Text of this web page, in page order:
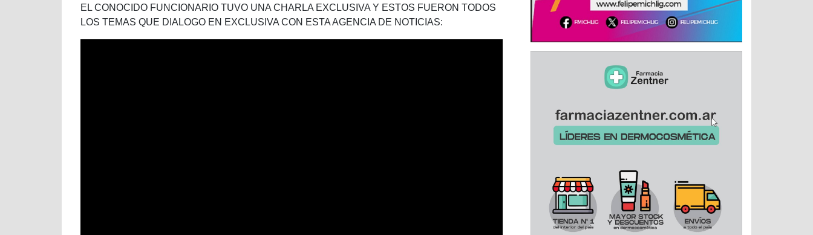
EL CONOCIDO FUNCIONARIO TUVO UNA CHARLA EXCLUSIVA Y ESTOS FUERON TODOS
LOS TEMAS QUE DIALOGO EN EXCLUSIVA CON ESTA AGENCIA DE NOTICIAS: